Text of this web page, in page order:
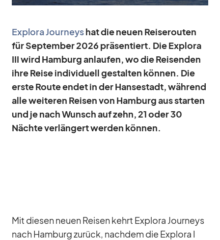
Ex­plora Jour­neyshat die neuen Rei­se­rou­ten
für Sep­tem­ber 2026 prä­sen­tiert. Die Ex­plora
III wird Ham­burg an­lau­fen, wo die Rei­sen­den
ihre Reise in­di­vi­du­ell ge­stal­ten kön­nen. Die
erste Route en­det in der Han­se­stadt, wäh­rend
alle wei­te­ren Rei­sen von Ham­burg aus star­ten
und je nach Wunsch auf zehn, 21 oder 30
Nächte ver­län­gert wer­den kön­nen.
Mit die­sen neuen Rei­sen kehrt Ex­plora Jour­neys
nach Ham­burg zu­rück, nach­dem die Ex­plora I